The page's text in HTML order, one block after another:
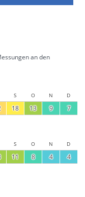
an den
S O N D
18 13 9 7
S O N D
11 8 4 4